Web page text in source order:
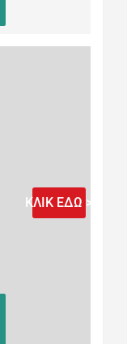
ΚΛΙΚ ΕΔΩ >